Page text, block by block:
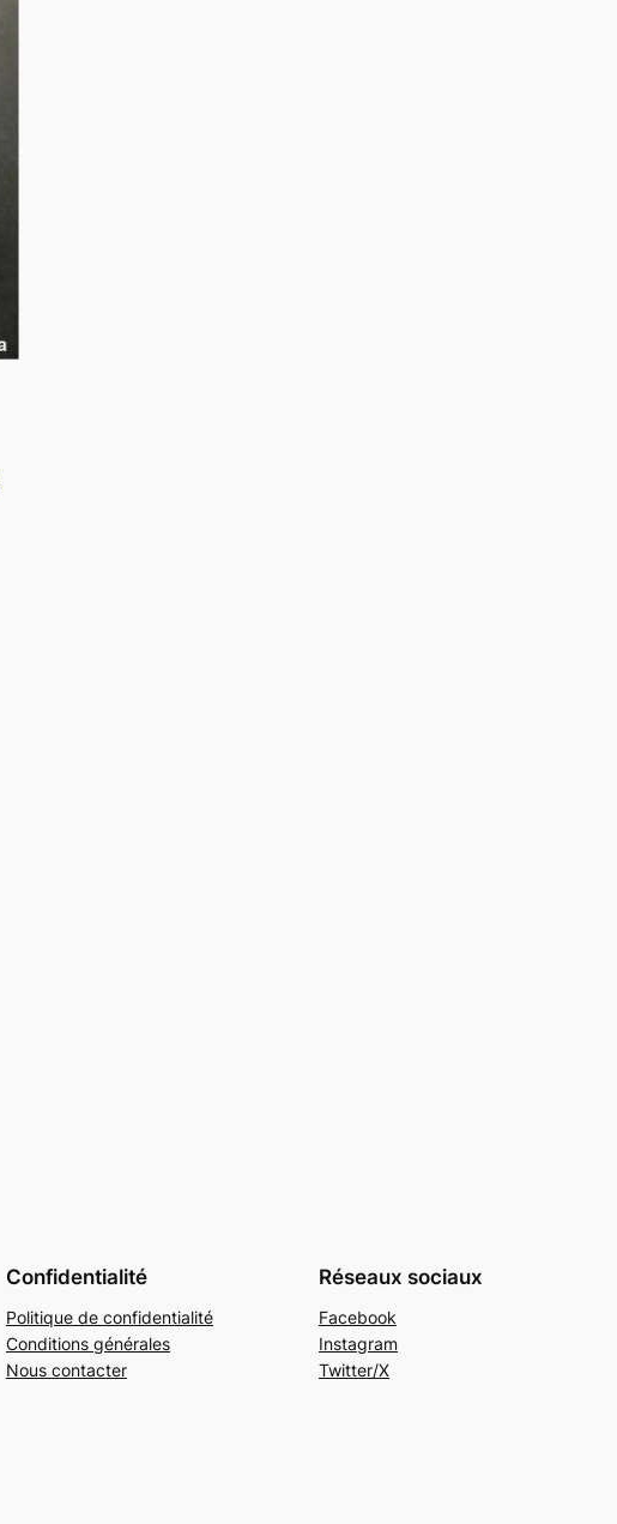
Confidentialité
Politique de confidentialité
Conditions générales
Nous contacter
Réseaux sociaux
Facebook
Instagram
Twitter/X